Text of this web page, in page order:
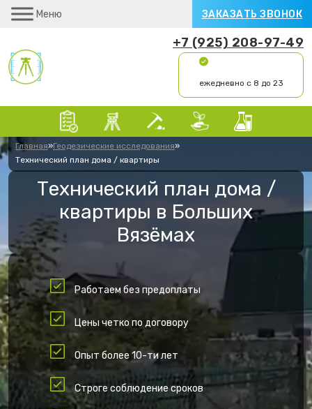
Меню ЗАКАЗАТЬ ЗВОНОК
+7 (925) 208-97-49
ежедневно с 8 до 23
Главная»Геодезические исследования»
Технический план дома / квартиры
Технический план дома /
квартиры в Больших
Вязёмах
Работаем без предоплаты
Цены четко по договору
Опыт более 10-ти лет
Строге соблюдение сроков